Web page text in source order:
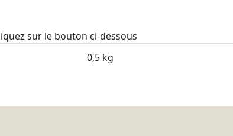
sur le bouton ci-dessous
0,5 kg